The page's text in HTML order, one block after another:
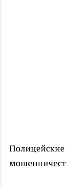
Полицейские